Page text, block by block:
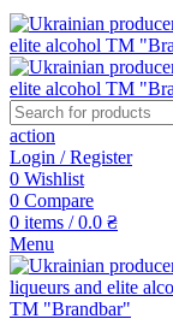
action
Login / Register
0 Wishlist
0 Compare
0 items / 0.0 ₴
Menu